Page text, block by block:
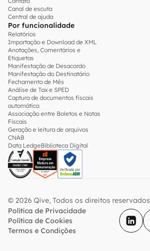
Canal de escuta
Central de ajuda
Por funcionalidade
Relatórios
Importação e Download de XML
Anotações, Comentários e
Etiquetas
Manifestação de Desacordo
Manifestação do Destinatário
Fechamento de Mês
Análise de Tax e SPED
Captura de documentos fiscais
automática
Associação entre Boletos e Notas
Fiscais
Geração e leitura de arquivos
CNAB
Data LedgeBiblioteca Digital
© 2026 Qive, Todos os direitos reservados
Política de Privacidade
Política de Cookies
Termos e Condições